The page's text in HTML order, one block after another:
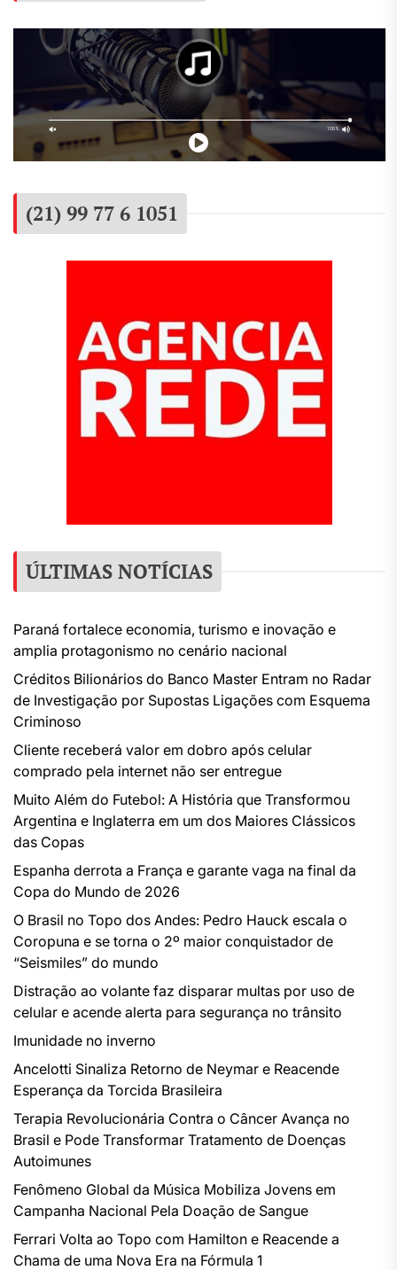
(21) 99 77 6 1051
ÚLTIMAS NOTÍCIAS
Paraná fortalece economia, turismo e inovação e
amplia protagonismo no cenário nacional
Créditos Bilionários do Banco Master Entram no Radar
de Investigação por Supostas Ligações com Esquema
Criminoso
Cliente receberá valor em dobro após celular
comprado pela internet não ser entregue
Muito Além do Futebol: A História que Transformou
Argentina e Inglaterra em um dos Maiores Clássicos
das Copas
Espanha derrota a França e garante vaga na final da
Copa do Mundo de 2026
O Brasil no Topo dos Andes: Pedro Hauck escala o
Coropuna e se torna o 2º maior conquistador de
“Seismiles” do mundo
Distração ao volante faz disparar multas por uso de
celular e acende alerta para segurança no trânsito
Imunidade no inverno
Ancelotti Sinaliza Retorno de Neymar e Reacende
Esperança da Torcida Brasileira
Terapia Revolucionária Contra o Câncer Avança no
Brasil e Pode Transformar Tratamento de Doenças
Autoimunes
Fenômeno Global da Música Mobiliza Jovens em
Campanha Nacional Pela Doação de Sangue
Ferrari Volta ao Topo com Hamilton e Reacende a
Chama de uma Nova Era na Fórmula 1